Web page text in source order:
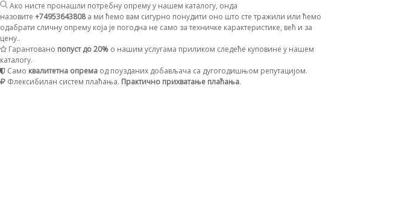
Ако нисте пронашли потребну опрему у нашем каталогу, онда
назовите +74953643808а ми ћемо вам сигурно понудити оно што сте тражили или ћемо
одабрати сличну опрему која је погодна не само за техничке карактеристике, већ и за
цену..
Гарантовано попуст до 20% о нашим услугама приликом следеће куповине у нашем
каталогу.
Само квалитетна опрема од поузданих добављача са дугогодишњом репутацијом.
Флексибилан систем плаћања. Практично прихватање плаћања.